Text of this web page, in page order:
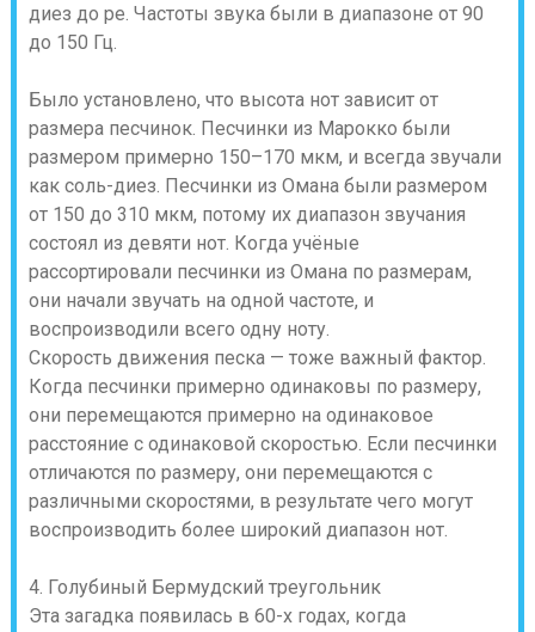
диез до ре. Частоты звука были в диапазоне от 90
до 150 Гц.
Было установлено, что высота нот зависит от
размера песчинок. Песчинки из Марокко были
размером примерно 150–170 мкм, и всегда звучали
как соль-диез. Песчинки из Омана были размером
от 150 до 310 мкм, потому их диапазон звучания
состоял из девяти нот. Когда учёные
рассортировали песчинки из Омана по размерам,
они начали звучать на одной частоте, и
воспроизводили всего одну ноту.
Скорость движения песка — тоже важный фактор.
Когда песчинки примерно одинаковы по размеру,
они перемещаются примерно на одинаковое
расстояние с одинаковой скоростью. Если песчинки
отличаются по размеру, они перемещаются с
различными скоростями, в результате чего могут
воспроизводить более широкий диапазон нот.
4. Голубиный Бермудский треугольник
Эта загадка появилась в 60-х годах, когда